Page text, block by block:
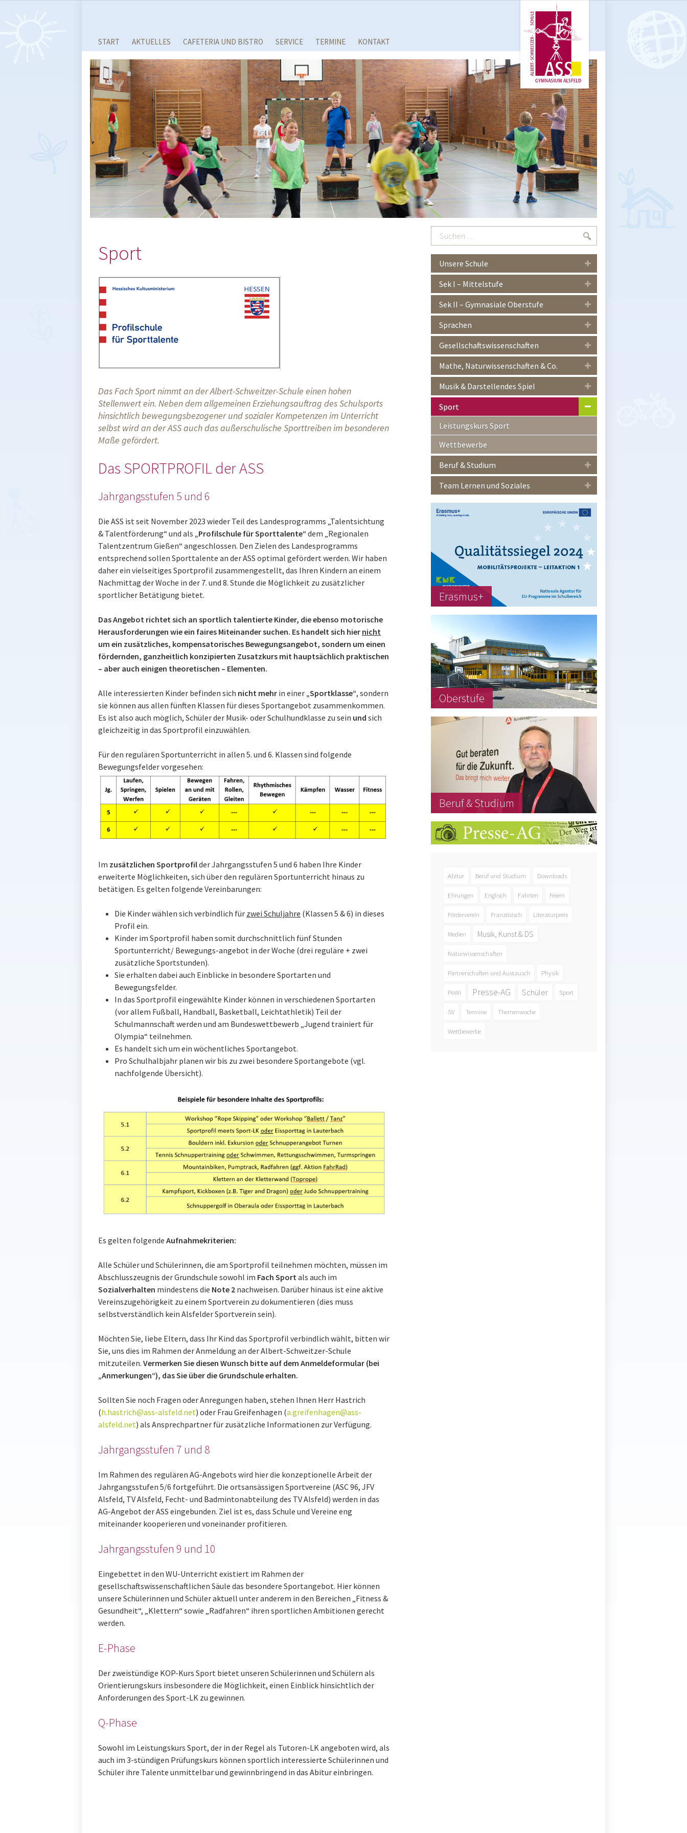
START AKTUELLES CAFETERIA UND BISTRO SERVICE TERMINE KONTAKT
Sport
Das Fach Sport nimmt an der Albert-Schweitzer-Schule einen hohen
Stellenwert ein. Neben dem allgemeinen Erziehungsauftrag des Schulsports
hinsichtlich bewegungsbezogener und sozialer Kompetenzen im Unterricht
selbst wird an der ASS auch das außerschulische Sporttreiben im besonderen
Maße gefördert.
Das SPORTPROFIL der ASS
Jahrgangsstufen 5 und 6
Die ASS ist seit November 2023 wieder Teil des Landesprogramms „Talentsichtung
& Talentförderung“ und als „Profilschule für Sporttalente“ dem „Regionalen
Talentzentrum Gießen“ angeschlossen. Den Zielen des Landesprogramms
entsprechend sollen Sporttalente an der ASS optimal gefördert werden. Wir haben
daher ein vielseitiges Sportprofil zusammengestellt, das Ihren Kindern an einem
Nachmittag der Woche in der 7. und 8. Stunde die Möglichkeit zu zusätzlicher
sportlicher Betätigung bietet.
Das Angebot richtet sich an sportlich talentierte Kinder, die ebenso motorische
Herausforderungen wie ein faires Miteinander suchen. Es handelt sich hier nicht
um ein zusätzliches, kompensatorisches Bewegungsangebot, sondern um einen
fördernden, ganzheitlich konzipierten Zusatzkurs mit hauptsächlich praktischen
– aber auch einigen theoretischen – Elementen.
Alle interessierten Kinder befinden sich nicht mehr in einer „Sportklasse“, sondern
sie können aus allen fünften Klassen für dieses Sportangebot zusammenkommen.
Es ist also auch möglich, Schüler der Musik- oder Schulhundklasse zu sein und sich
gleichzeitig in das Sportprofil einzuwählen.
Für den regulären Sportunterricht in allen 5. und 6. Klassen sind folgende
Bewegungsfelder vorgesehen:
Im zusätzlichen Sportprofilder Jahrgangsstufen 5 und 6 haben Ihre Kinder
erweiterte Möglichkeiten, sich über den regulären Sportunterricht hinaus zu
betätigen. Es gelten folgende Vereinbarungen:
Die Kinder wählen sich verbindlich für zwei Schuljahre (Klassen 5 & 6) in dieses
Profil ein.
Kinder im Sportprofil haben somit durchschnittlich fünf Stunden
Sportunterricht/ Bewegungs-angebot in der Woche (drei reguläre + zwei
zusätzliche Sportstunden).
Sie erhalten dabei auch Einblicke in besondere Sportarten und
Bewegungsfelder.
In das Sportprofil eingewählte Kinder können in verschiedenen Sportarten
(vor allem Fußball, Handball, Basketball, Leichtathletik) Teil der
Schulmannschaft werden und am Bundeswettbewerb „Jugend trainiert für
Olympia“ teilnehmen.
Es handelt sich um ein wöchentliches Sportangebot.
Pro Schulhalbjahr planen wir bis zu zwei besondere Sportangebote (vgl.
nachfolgende Übersicht).
Es gelten folgende Aufnahmekriterien:
Alle Schüler und Schülerinnen, die am Sportprofil teilnehmen möchten, müssen im
Abschlusszeugnis der Grundschule sowohl im Fach Sport als auch im
Sozialverhalten mindestens die Note 2 nachweisen. Darüber hinaus ist eine aktive
Vereinszugehörigkeit zu einem Sportverein zu dokumentieren (dies muss
selbstverständlich kein Alsfelder Sportverein sein).
Möchten Sie, liebe Eltern, dass Ihr Kind das Sportprofil verbindlich wählt, bitten wir
Sie, uns dies im Rahmen der Anmeldung an der Albert-Schweitzer-Schule
mitzuteilen. Vermerken Sie diesen Wunsch bitte auf dem Anmeldeformular (bei
„Anmerkungen“), das Sie über die Grundschule erhalten.
Sollten Sie noch Fragen oder Anregungen haben, stehen Ihnen Herr Hastrich
(h.hastrich@ass-alsfeld.net) oder Frau Greifenhagen (a.greifenhagen@ass-
alsfeld.net) als Ansprechpartner für zusätzliche Informationen zur Verfügung.
Jahrgangsstufen 7 und 8
Im Rahmen des regulären AG-Angebots wird hier die konzeptionelle Arbeit der
Jahrgangsstufen 5/6 fortgeführt. Die ortsansässigen Sportvereine (ASC 96, JFV
Alsfeld, TV Alsfeld, Fecht- und Badmintonabteilung des TV Alsfeld) werden in das
AG-Angebot der ASS eingebunden. Ziel ist es, dass Schule und Vereine eng
miteinander kooperieren und voneinander profitieren.
Jahrgangsstufen 9 und 10
Eingebettet in den WU-Unterricht existiert im Rahmen der
gesellschaftswissenschaftlichen Säule das besondere Sportangebot. Hier können
unsere Schülerinnen und Schüler aktuell unter anderem in den Bereichen „Fitness &
Gesundheit“, „Klettern“ sowie „Radfahren“ ihren sportlichen Ambitionen gerecht
werden.
E-Phase
Der zweistündige KOP-Kurs Sport bietet unseren Schülerinnen und Schülern als
Orientierungskurs insbesondere die Möglichkeit, einen Einblick hinsichtlich der
Anforderungen des Sport-LK zu gewinnen.
Q-Phase
Sowohl im Leistungskurs Sport, der in der Regel als Tutoren-LK angeboten wird, als
auch im 3-stündigen Prüfungskurs können sportlich interessierte Schülerinnen und
Schüler ihre Talente unmittelbar und gewinnbringend in das Abitur einbringen.
Suchen
…
Unsere Schule
Sek I – Mittelstufe
Sek II – Gymnasiale Oberstufe
Sprachen
Gesellschaftswissenschaften
Mathe, Naturwissenschaften & Co.
Musik & Darstellendes Spiel
Sport
Leistungskurs Sport
Wettbewerbe
Beruf & Studium
Team Lernen und Soziales
Erasmus+
Oberstufe
Beruf & Studium
Abitur Beruf und Studium Downloads
Ehrungen Englisch Fahrten Feiern
Förderverein Französisch Literaturpreis
Medien Musik, Kunst & DS
Naturwissenschaften
Partnerschaften und Austausch Physik
PoWi Presse-AG Schüler Sport
SV Termine Themenwoche
Wettbewerbe